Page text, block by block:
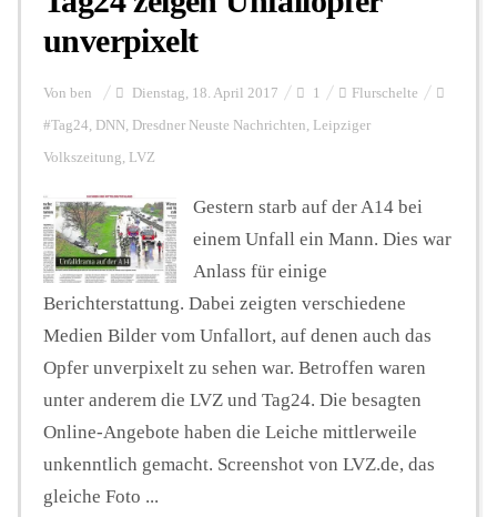
unverpixelt
Von ben Dienstag, 18. April 2017 1 Flurschelte
#Tag24, DNN, Dresdner Neuste Nachrichten, Leipziger
Volkszeitung, LVZ
Gestern starb auf der A14 bei
einem Unfall ein Mann. Dies war
Anlass für einige
Berichterstattung. Dabei zeigten verschiedene
Medien Bilder vom Unfallort, auf denen auch das
Opfer unverpixelt zu sehen war. Betroffen waren
unter anderem die LVZ und Tag24. Die besagten
Online-Angebote haben die Leiche mittlerweile
unkenntlich gemacht. Screenshot von LVZ.de, das
gleiche Foto ...